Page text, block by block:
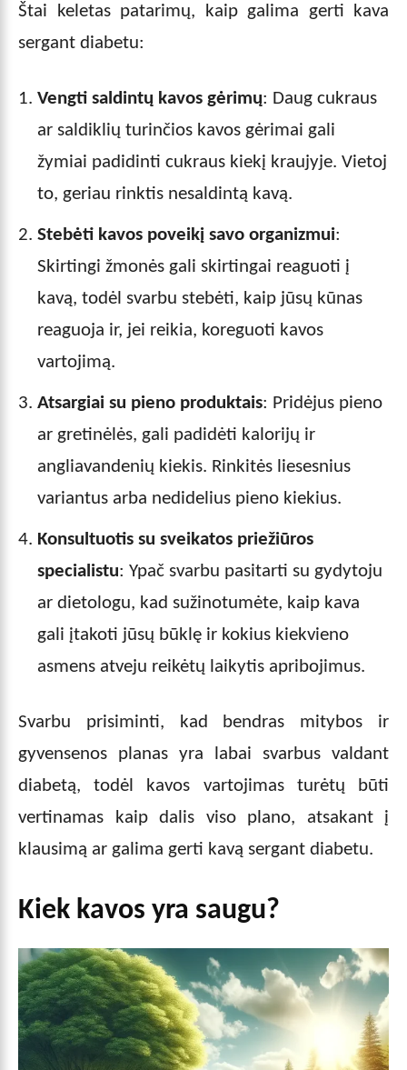
Štai keletas patarimų, kaip galima gerti kava
sergant diabetu:
Vengti saldintų kavos gėrimų: Daug cukraus
ar saldiklių turinčios kavos gėrimai gali
žymiai padidinti cukraus kiekį kraujyje. Vietoj
to, geriau rinktis nesaldintą kavą.
Stebėti kavos poveikį savo organizmui:
Skirtingi žmonės gali skirtingai reaguoti į
kavą, todėl svarbu stebėti, kaip jūsų kūnas
reaguoja ir, jei reikia, koreguoti kavos
vartojimą.
Atsargiai su pieno produktais: Pridėjus pieno
ar gretinėlės, gali padidėti kalorijų ir
angliavandenių kiekis. Rinkitės liesesnius
variantus arba nedidelius pieno kiekius.
Konsultuotis su sveikatos priežiūros
specialistu: Ypač svarbu pasitarti su gydytoju
ar dietologu, kad sužinotumėte, kaip kava
gali įtakoti jūsų būklę ir kokius kiekvieno
asmens atveju reikėtų laikytis apribojimus.
Svarbu prisiminti, kad bendras mitybos ir
gyvensenos planas yra labai svarbus valdant
diabetą, todėl kavos vartojimas turėtų būti
vertinamas kaip dalis viso plano, atsakant į
klausimą ar galima gerti kavą sergant diabetu.
Kiek kavos yra saugu?